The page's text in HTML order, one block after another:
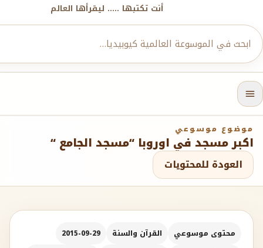
أنت تكتبها ..... ليقرأها العالم
موضوع موسوعي
اكبر مسجد في اوروبا “مسجد الجامع “
العودة للمحتويات
محتوى موسوعي القرآن والسنة
2015-09-29